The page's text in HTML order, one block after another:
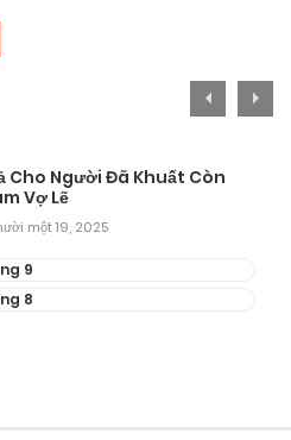
Cho Người Đã Khuất Còn
Vợ Lẽ
một 19, 2025
9
8